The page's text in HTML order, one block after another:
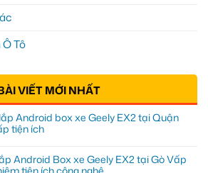
Tô
VIẾT MỚI NHẤT
Android box xe Geely EX2 tại Quận
tiện ích
Android Box xe Geely EX2 tại Gò Vấp